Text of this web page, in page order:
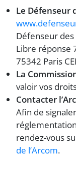
Le Défenseur
Défenseur
Libre réponse
75342 Paris
La
valoir vos
Contacter
Afin de
rendez-vous
de l’Arcom.